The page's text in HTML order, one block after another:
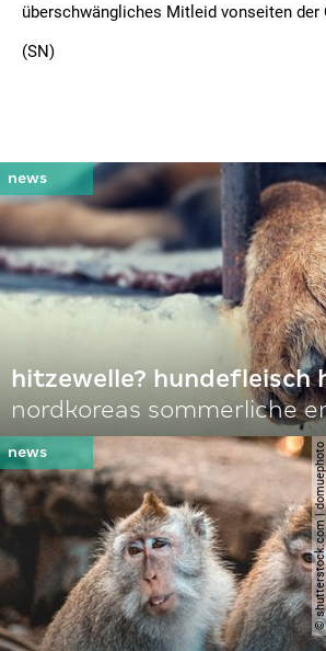
überschwängliches Mitleid vonseiten
(SN)
hitzewelle? hundefleisch
nordkoreas sommerliche
© shutterstock.com | domuephoto